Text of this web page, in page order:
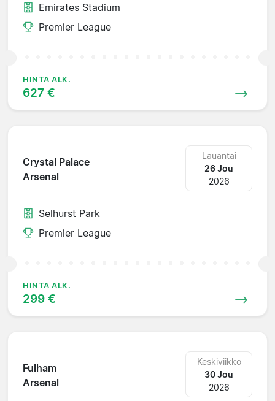
Emirates Stadium
Premier League
HINTA ALK.
627 €
Crystal Palace
Arsenal
Lauantai
26 Jou
2026
Selhurst Park
Premier League
HINTA ALK.
299 €
Fulham
Arsenal
Keskiviikko
30 Jou
2026